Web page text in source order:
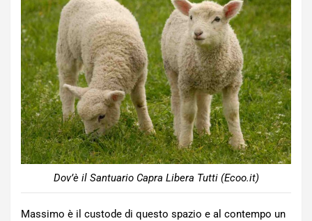
Dov’è il Santuario Capra Libera Tutti (Ecoo.it)
Massimo è il custode di questo spazio e al contempo un